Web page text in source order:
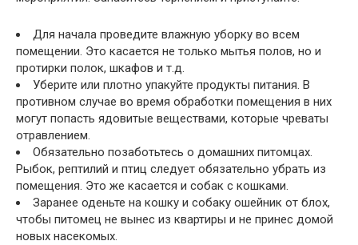
Для начала проведите влажную уборку во всем
помещении. Это касается не только мытья полов, но и
протирки полок, шкафов и т.д.
Уберите или плотно упакуйте продукты питания. В
противном случае во время обработки помещения в них
могут попасть ядовитые веществами, которые чреваты
отравлением.
Обязательно позаботьтесь о домашних питомцах.
Рыбок, рептилий и птиц следует обязательно убрать из
помещения. Это же касается и собак с кошками.
Заранее оденьте на кошку и собаку ошейник от блох,
чтобы питомец не вынес из квартиры и не принес домой
новых насекомых.